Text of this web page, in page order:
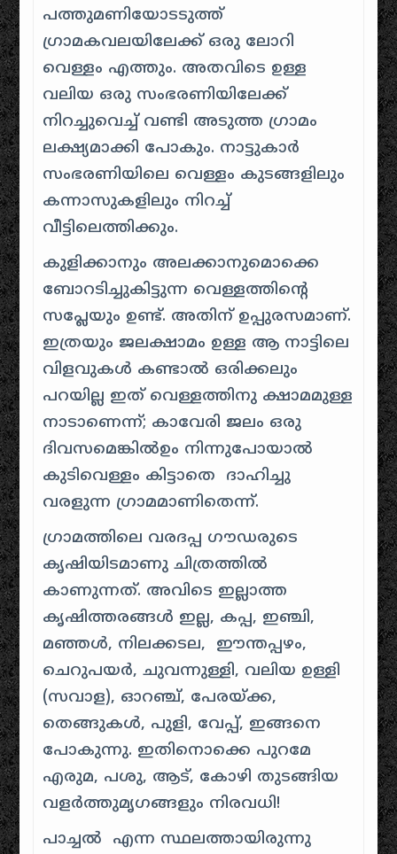
പത്തുമണിയോടടുത്ത്
ഗ്രാമകവലയിലേക്ക് ഒരു ലോറി
വെള്ളം എത്തും. അതവിടെ ഉള്ള
വലിയ ഒരു സംഭരണിയിലേക്ക്
നിറച്ചുവെച്ച് വണ്ടി അടുത്ത ഗ്രാമം
ലക്ഷ്യമാക്കി പോകും. നാട്ടുകാർ
സംഭരണിയിലെ വെള്ളം കുടങ്ങളിലും
കന്നാസുകളിലും നിറച്ച്
വീട്ടിലെത്തിക്കും.
കുളിക്കാനും അലക്കാനുമൊക്കെ
ബോറടിച്ചുകിട്ടുന്ന വെള്ളത്തിന്റെ
സപ്ലേയും ഉണ്ട്. അതിന് ഉപ്പുരസമാണ്.
ഇത്രയും ജലക്ഷാമം ഉള്ള ആ നാട്ടിലെ
വിളവുകൾ കണ്ടാൽ ഒരിക്കലും
പറയില്ല ഇത് വെള്ളത്തിനു ക്ഷാമമുള്ള
നാടാണെന്ന്; കാവേരി ജലം ഒരു
ദിവസമെങ്കിൽഉം നിന്നുപോയാൽ
കുടിവെള്ളം കിട്ടാതെ ദാഹിച്ചു
വരളുന്ന ഗ്രാമമാണിതെന്ന്.
ഗ്രാമത്തിലെ വരദപ്പ ഗൗഡരുടെ
കൃഷിയിടമാണു ചിത്രത്തിൽ
കാണുന്നത്. അവിടെ ഇല്ലാത്ത
കൃഷിത്തരങ്ങൾ ഇല്ല, കപ്പ, ഇഞ്ചി,
മഞ്ഞൾ, നിലക്കടല, ഈന്തപ്പഴം,
ചെറുപയർ, ചുവന്നുള്ളി, വലിയ ഉള്ളി
(സവാള), ഓറഞ്ച്, പേരയ്ക്ക,
തെങ്ങുകൾ, പുളി, വേപ്പ്, ഇങ്ങനെ
പോകുന്നു. ഇതിനൊക്കെ പുറമേ
എരുമ, പശു, ആട്, കോഴി തുടങ്ങിയ
വളർത്തുമൃഗങ്ങളും നിരവധി!
പാച്ചൽ എന്ന സ്ഥലത്തായിരുന്നു